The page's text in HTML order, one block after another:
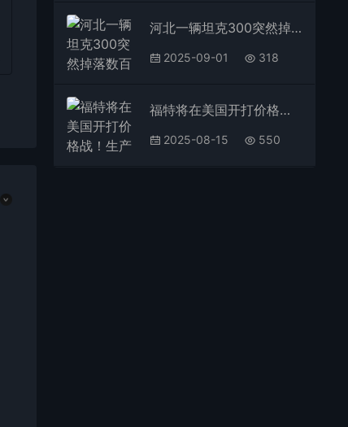
河北一辆坦克300突然掉落数百米悬崖 官方通报：1死2伤
2025-09-01 318
福特将在美国开打价格战！生产3万美元的电动车 与中国车企竞争
2025-08-15 550